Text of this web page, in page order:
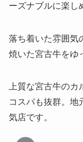
ーズナブルに楽し
落ち着いた雰囲気
焼いた宮古牛をゆ
上質な宮古牛のカ
コスパも抜群。地
気店です。